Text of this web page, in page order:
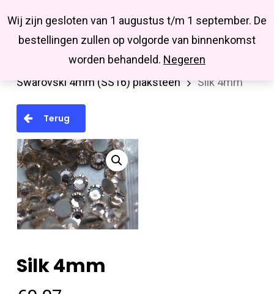
Wij zijn gesloten van 1 augustus t/m 1 september. De
bestellingen zullen op volgorde van binnenkomst
worden behandeld. Negeren
main
Missbluesieraden
searchaccount
Swarovski
Plakstenen (Flatback)
Swarovski 4mm (SS16) plaksteen
Silk 4mm
Terug
Silk 4mm
Close